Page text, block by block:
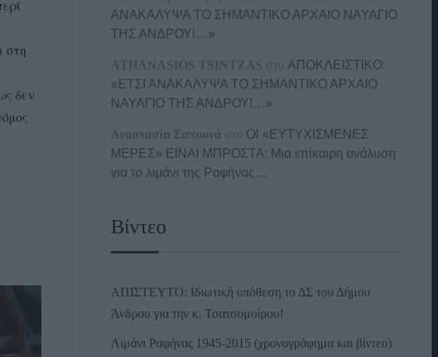
στη
δεν
ΑΝΑΚΑΛΥΨΑ ΤΟ ΣΗΜΑΝΤΙΚΟ ΑΡΧΑΙΟ ΝΑΥΑΓΙΟ
ΤΗΣ ΑΝΔΡΟΥ!…»
ATHANASIOS TSINTZAS στοΑΠΟΚΛΕΙΣΤΙΚΟ:
«ΕΤΣΙ ΑΝΑΚΑΛΥΨΑ ΤΟ ΣΗΜΑΝΤΙΚΟ ΑΡΧΑΙΟ
ΝΑΥΑΓΙΟ ΤΗΣ ΑΝΔΡΟΥ!…»
Αναστασία Σαπουνά στο ΟΙ «ΕΥΤΥΧΙΣΜΕΝΕΣ
ΜΕΡΕΣ» ΕΙΝΑΙ ΜΠΡΟΣΤΑ: Μια επίκαιρη ανάλυση
για το λιμάνι της Ραφήνας…
Βίντεο
ΑΠΙΣΤΕΥΤΟ: Ιδιωτική υπόθεση το ΔΣ του Δήμου
Άνδρου για την κ. Τσατσομοίρου!
Λιμάνι Ραφήνας 1945-2015 (χρονογράφημα και βίντεο)